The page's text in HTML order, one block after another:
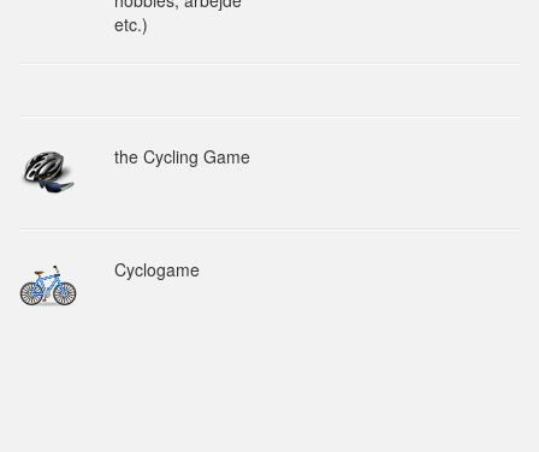
etc.)
the Cycling Game
Cyclogame